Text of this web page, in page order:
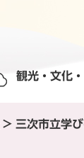
観光・文化
> 三次市立学